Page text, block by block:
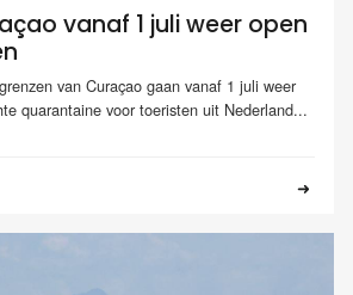
vanaf 1 juli weer open
van Curaçao gaan vanaf 1 juli weer
quarantaine voor toeristen uit Nederland...